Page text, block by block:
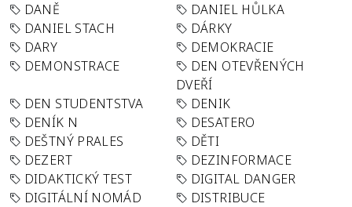
DANĚ
DANIEL HŮLKA
DANIEL STACH
DÁRKY
DARY
DEMOKRACIE
DEMONSTRACE
DEN OTEVŘENÝCH
DVEŘÍ
DEN STUDENTSTVA
DENIK
DENÍK N
DESATERO
DEŠTNÝ PRALES
DĚTI
DEZERT
DEZINFORMACE
DIDAKTICKÝ TEST
DIGITAL DANGER
DIGITÁLNÍ NOMÁD
DISTRIBUCE